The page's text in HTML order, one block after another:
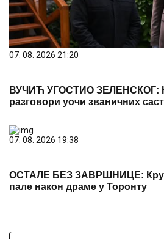
07. 08. 2026 21:20
ВУЧИЋ УГОСТИО ЗЕЛЕНСКОГ:
разговори уочи званичних
07. 08. 2026 19:38
ОСТАЛЕ БЕЗ ЗАВРШНИЦЕ:
пале након драме у Торонту